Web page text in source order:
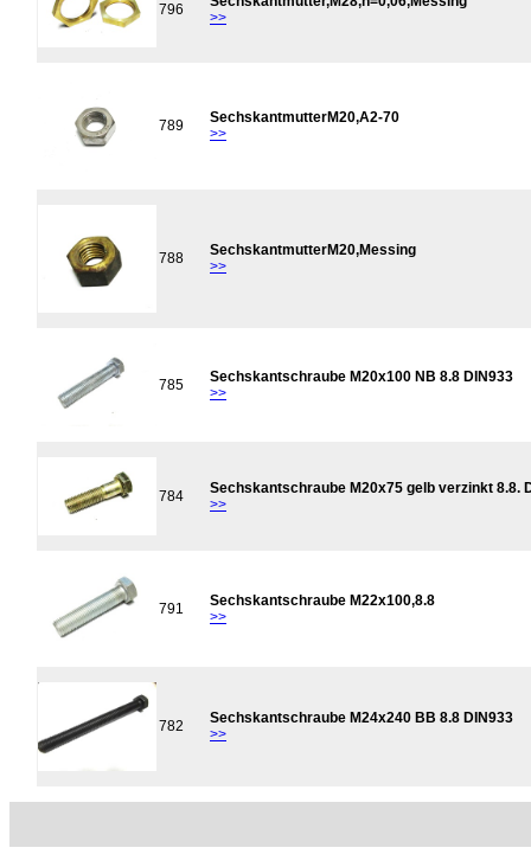
796
>>
789
SechskantmutterM20,A2-70
>>
788
SechskantmutterM20,Messing
>>
785
Sechskantschraube M20x100 NB 8.8 DIN933
>>
784
Sechskantschraube M20x75 gelb verzinkt 8.8.
>>
791
Sechskantschraube M22x100,8.8
>>
782
Sechskantschraube M24x240 BB 8.8 DIN933
>>